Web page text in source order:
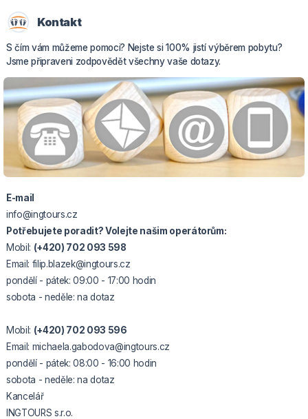
Kontakt
S čím vám můžeme pomoci? Nejste si 100% jistí výběrem pobytu?
Jsme připraveni zodpovědět všechny vaše dotazy.
E-mail
info@ingtours.cz
Potřebujete poradit? Volejte našim operátorům:
Mobil: (+420) 702 093 598
Email: filip.blazek@ingtours.cz
pondělí - pátek: 09:00 - 17:00 hodin
sobota - neděle: na dotaz
Mobil: (+420) 702 093 596
Email: michaela.gabodova@ingtours.cz
pondělí - pátek: 08:00 - 16:00 hodin
sobota - neděle: na dotaz
Kancelář
INGTOURS s.r.o.